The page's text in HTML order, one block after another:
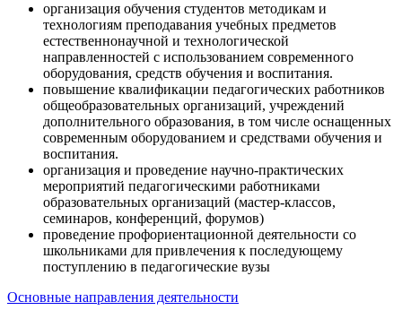
организация обучения студентов методикам и
технологиям преподавания учебных предметов
естественнонаучной и технологической
направленностей с использованием современного
оборудования, средств обучения и воспитания.
повышение квалификации педагогических работников
общеобразовательных организаций, учреждений
дополнительного образования, в том числе оснащенных
современным оборудованием и средствами обучения и
воспитания.
организация и проведение научно-практических
мероприятий педагогическими работниками
образовательных организаций (мастер-классов,
семинаров, конференций, форумов)
проведение профориентационной деятельности со
школьниками для привлечения к последующему
поступлению в педагогические вузы
Основные направления деятельности